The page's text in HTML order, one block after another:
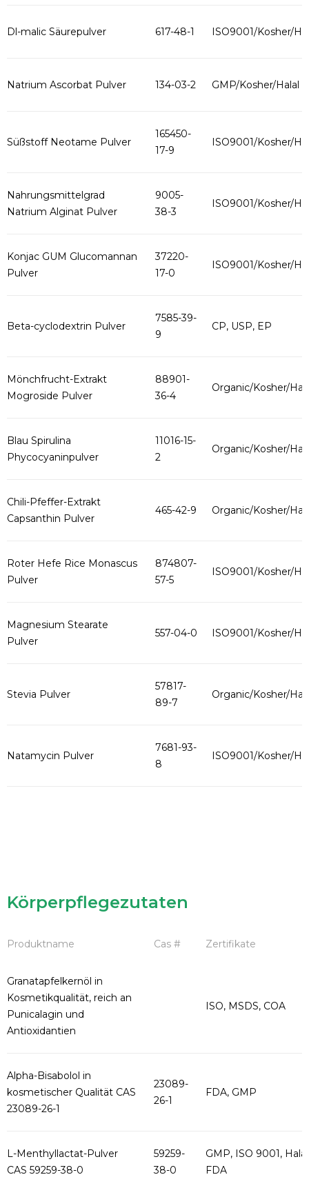
Dl-malic Säurepulver 617-48-1 ISO9001/Kosher/
Natrium Ascorbat Pulver 134-03-2 GMP/Kosher/Halal
Süßstoff Neotame Pulver
165450-
17-9
ISO9001/Kosher/
Nahrungsmittelgrad
Natrium Alginat Pulver
9005-
38-3
ISO9001/Kosher/
Konjac GUM Glucomannan
Pulver
37220-
17-0
ISO9001/Kosher/
Beta-cyclodextrin Pulver
7585-39-
9
CP, USP, EP
Mönchfrucht-Extrakt
Mogroside Pulver
88901-
36-4
Organic/Kosher/
Blau Spirulina
Phycocyaninpulver
11016-15-
2
Organic/Kosher/
Chili-Pfeffer-Extrakt
Capsanthin Pulver
465-42-9 Organic/Kosher/
Roter Hefe Rice Monascus
Pulver
874807-
57-5
ISO9001/Kosher/
Magnesium Stearate
Pulver
557-04-0 ISO9001/Kosher/
Stevia Pulver
57817-
89-7
Organic/Kosher/
Natamycin Pulver
7681-93-
8
ISO9001/Kosher/
Körperpflegezutaten
Produktname Cas # Zertifikate
Granatapfelkernöl in
Kosmetikqualität, reich an
Punicalagin und
Antioxidantien
ISO, MSDS, COA
Alpha-Bisabolol in
kosmetischer Qualität CAS
23089-26-1
23089-
26-1
FDA, GMP
L-Menthyllactat-Pulver
CAS 59259-38-0
59259-
38-0
GMP, ISO 9001,
FDA